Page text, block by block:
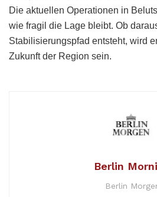
Die aktuellen Operationen in
wie fragil die Lage bleibt. Ob
Stabilisierungspfad entsteht, wird
Zukunft der Region sein.
Berlin
Berlin